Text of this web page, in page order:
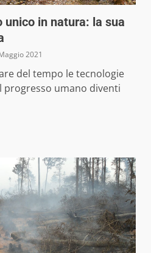
unico in natura: la sua
2021
del tempo le tecnologie
umano diventi